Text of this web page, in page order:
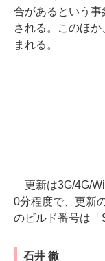
合があるという事
される。このほ
まれる。
更新は3G/4G/
0分程度で、更新
のビルド番号は「
石井 徹